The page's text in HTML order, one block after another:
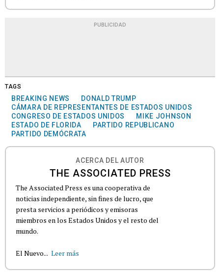
PUBLICIDAD
TAGS
BREAKING NEWS
DONALD TRUMP
CÁMARA DE REPRESENTANTES DE ESTADOS UNIDOS
CONGRESO DE ESTADOS UNIDOS
MIKE JOHNSON
ESTADO DE FLORIDA
PARTIDO REPUBLICANO
PARTIDO DEMÓCRATA
ACERCA DEL AUTOR
THE ASSOCIATED PRESS
The Associated Press es una cooperativa de
noticias independiente, sin fines de lucro, que
presta servicios a periódicos y emisoras
miembros en los Estados Unidos y el resto del
mundo.
El Nuevo... Leer más